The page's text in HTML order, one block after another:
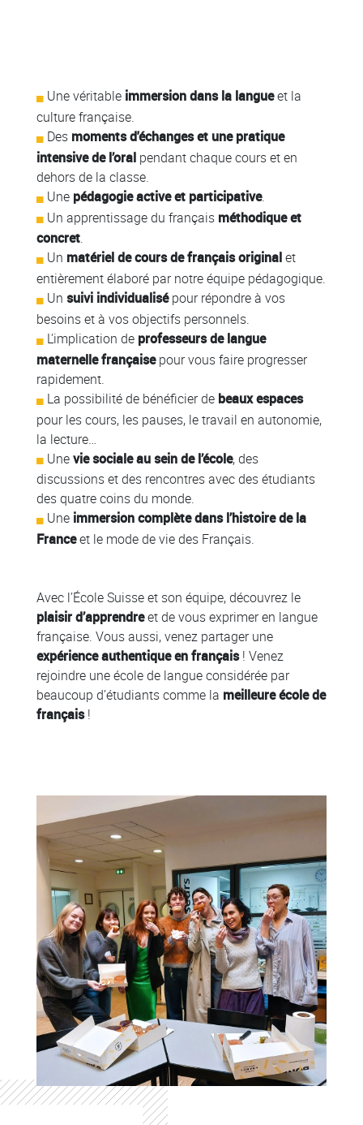
Colonne
Une véritable immersion dans la langueet la
culture française.
Des moments d'échanges et une pratique
intensive de l’oral pendant chaque cours et en
dehors de la classe.
Une pédagogie active et participative.
Un apprentissage du français méthodique et
concret.
Un matériel de cours de français originalet
entièrement élaboré par notre équipe pédagogique.
Un suivi individualisépour répondre à vos
besoins et à vos objectifs personnels.
L'implication de professeurs de langue
maternelle françaisepour vous faire progresser
rapidement.
La possibilité de bénéficier de beaux espaces
pour les cours, les pauses, le travail en autonomie,
la lecture…
Unevie sociale au sein de l’école, des
discussions et des rencontres avec des étudiants
des quatre coins du monde.
Une immersion complète dans l’histoire de la
Franceet le mode de vie des Français.
Avec l’École Suisse et son équipe, découvrez le
plaisir d’apprendreet de vous exprimer en langue
française. Vous aussi, venez partager une
expérience authentique en français! Venez
rejoindre une école de langue considérée par
beaucoup d’étudiants comme la meilleure école de
français!